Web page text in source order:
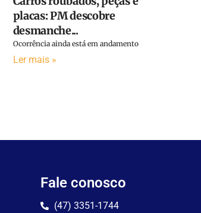
placas: PM descobre
desmanche...
Ocorrência ainda está em andamento
Ler mais »
Fale conosco
(47) 3351-1744